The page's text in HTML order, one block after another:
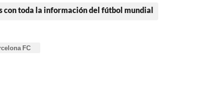
con toda la información del fútbol mundial
FC